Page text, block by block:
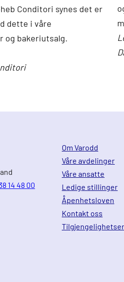
Conditori synes det er
dette i våre
og bakeriutsalg.
14 48 00
Om Varodd
Våre avdelinger
Våre ansatte
Ledige stillinger
Åpenhetsloven
Kontakt oss